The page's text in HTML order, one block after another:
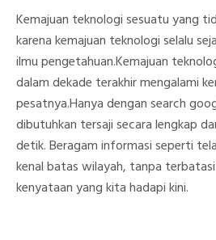
Kemajuan teknologi sesuatu yang
karena kemajuan teknologi selalu
ilmu pengetahuan.Kemajuan
dalam dekade terakhir mengalami
pesatnya.Hanya dengansearch
dibutuhkan tersaji secara lengkap
detik. Beragam informasi seperti
kenal batas wilayah, tanpa
kenyataan yang kita hadapi kini.